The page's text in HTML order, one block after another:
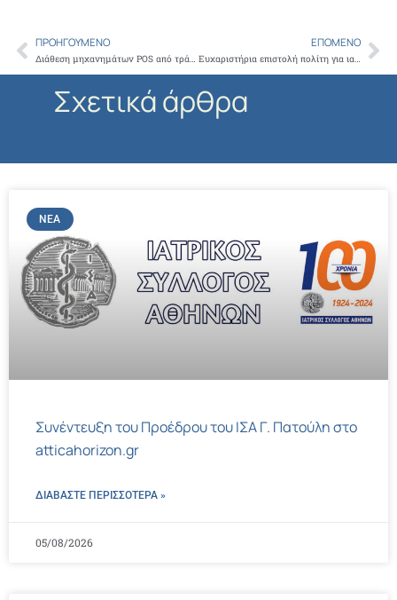
Prev
ΠΡΟΗΓΟΎΜΕΝΟ
Διάθεση μηχανημάτων POS από τράπεζες για τα μέλη του Ι.Σ.Α.
ΕΠΌΜΕΝΟ
Ευχαριστήρια επιστολή πολίτη για ιατρό κα. Τσατσάνη Παναγιώτα
Σχετικά άρθρα
ΝΈΑ
Συνέντευξη του Προέδρου του ΙΣΑ Γ. Πατούλη στο
atticahorizon.gr
ΔΙΑΒΑΣΤΕ ΠΕΡΙΣΣΌΤΕΡΑ »
05/08/2026